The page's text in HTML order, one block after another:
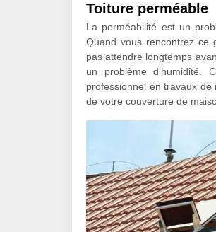
Toiture perméable
La perméabilité est un
Quand vous rencontrez ce
pas attendre longtemps
un problème d’humidité.
professionnel en travaux
de votre couverture de